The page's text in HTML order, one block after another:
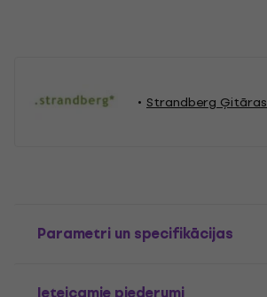
Strandberg Ģitāras
Parametri un specifikācijas